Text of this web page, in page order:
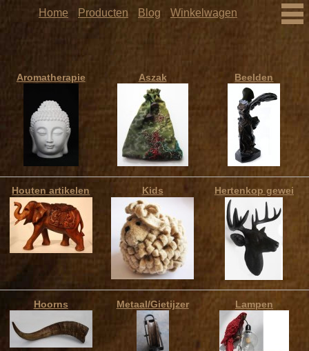
Home Producten Blog Winkelwagen
Aromatherapie Aszak Beelden
Houten artikelen Kids Hertenkop gewei
Hoorns Metaal/Gietijzer Lampen